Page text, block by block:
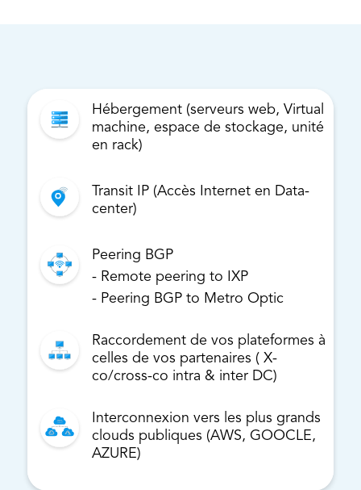
Hébergement (serveurs web, Virtual
machine, espace de stockage, unité
en rack)
Transit IP (Accès Internet en Data-
center)
Peering BGP
- Remote peering to IXP
- Peering BGP to Metro Optic
Raccordement de vos plateformes à
celles de vos partenaires ( X-
co/cross-co intra & inter DC)
Interconnexion vers les plus grands
clouds publiques (AWS, GOOCLE,
AZURE)